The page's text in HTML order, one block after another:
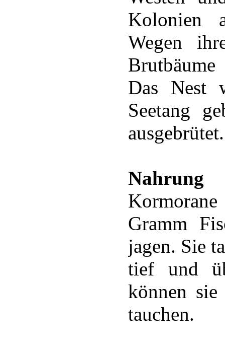
Kolonien
Wegen
Das Nest
Seetang
ausgebrütet.
Nahrung
Gramm
jagen. Sie
tief und
können
tauchen.